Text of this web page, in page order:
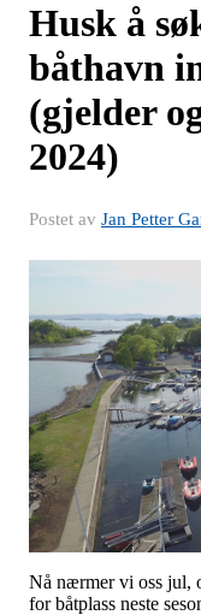
Husk å
båthavn
(gjelder
2024)
Postet av Jan Petter
Nå nærmer vi oss jul,
for båtplass neste